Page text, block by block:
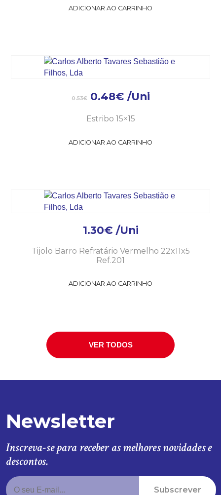
ADICIONAR AO CARRINHO
0.53€ 0.48€ /Uni
Estribo 15×15
ADICIONAR AO CARRINHO
1.30€ /Uni
Tijolo Barro Refratário Vermelho 22x11x5
Ref.201
ADICIONAR AO CARRINHO
VER TODOS
Newsletter
Inscreva-se para receber as melhores novidades e
descontos.
Subscrever